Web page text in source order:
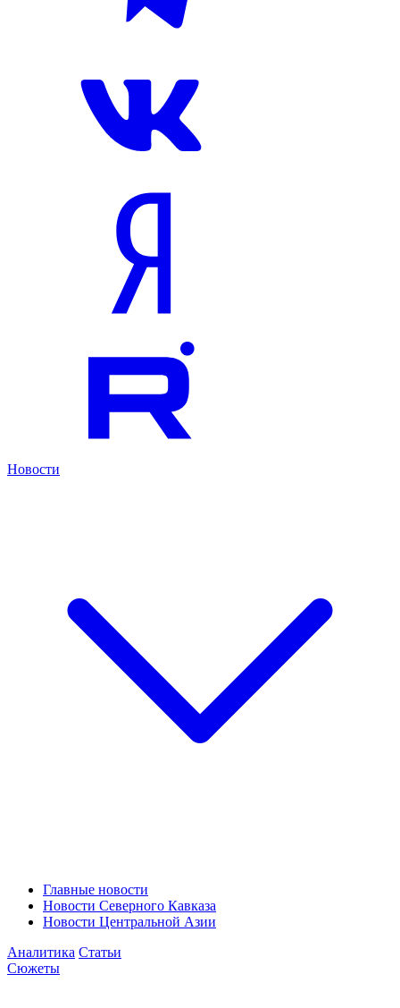
Новости
Главные новости
Новости Северного Кавказа
Новости Центральной Азии
Аналитика Статьи
Сюжеты